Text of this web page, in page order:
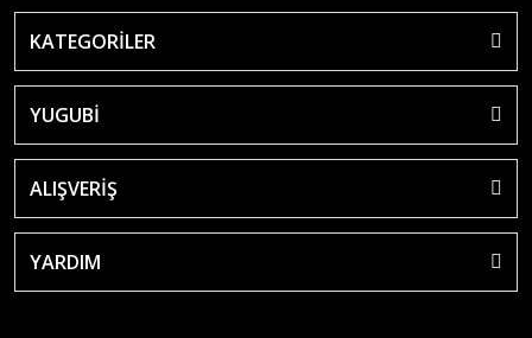
KATEGORİLER
YUGUBİ
ALIŞVERİŞ
YARDIM